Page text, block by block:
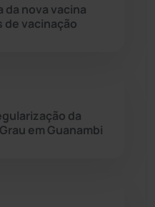
(96)
da nova vacina
de vacinação
da
em Guanambi